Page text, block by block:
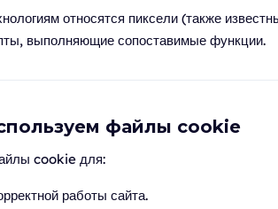
относятся пиксели (также
выполняющие сопоставимые функции.
файлы cookie
cookie для:
работы сайта.